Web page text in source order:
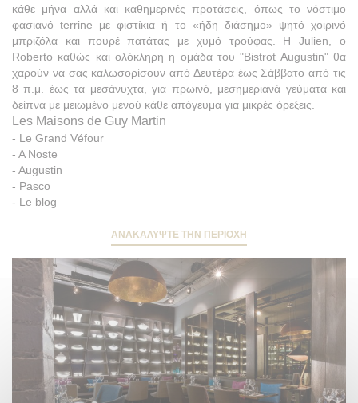
κάθε μήνα αλλά και καθημερινές προτάσεις, όπως το νόστιμο
φασιανό terrine με φιστίκια ή το «ήδη διάσημο» ψητό χοιρινό
μπριζόλα και πουρέ πατάτας με χυμό τρούφας. Η Julien, ο
Roberto καθώς και ολόκληρη η ομάδα του "Bistrot Augustin" θα
χαρούν να σας καλωσορίσουν από Δευτέρα έως Σάββατο από τις
8 π.μ. έως τα μεσάνυχτα, για πρωινό, μεσημεριανά γεύματα και
δείπνα με μειωμένο μενού κάθε απόγευμα για μικρές όρεξεις.
Les Maisons de Guy Martin
- Le Grand Véfour
- A Noste
- Augustin
- Pasco
- Le blog
ΑΝΑΚΑΛΎΨΤΕ ΤΗΝ ΠΕΡΙΟΧΉ